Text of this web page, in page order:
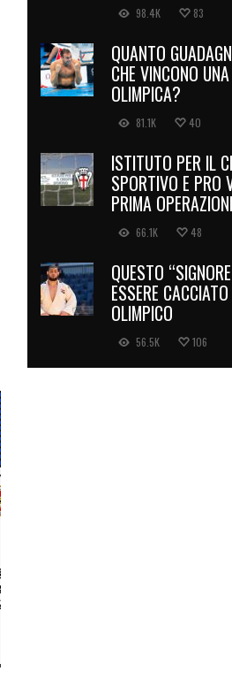
98.4K 83
QUANTO
CHE VINCONO
OLIMPICA?
81.1K 40
ISTITUTO PER IL
SPORTIVO E PRO
PRIMA
66.1K 48
QUESTO
ESSERE
OLIMPICO
56.5K 106